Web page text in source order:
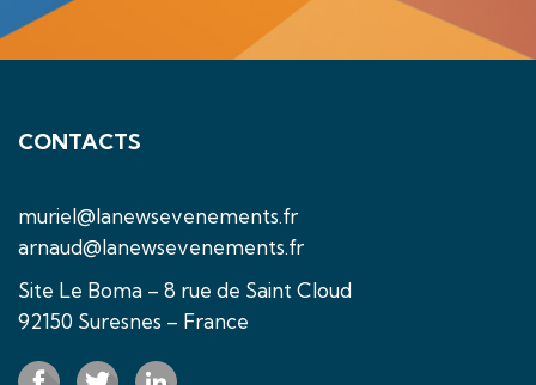
CONTACTS
muriel@lanewsevenements.fr
arnaud@lanewsevenements.fr
Site Le Boma – 8 rue de Saint Cloud
92150 Suresnes – France